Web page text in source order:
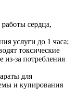
сердца,
услуги до 1 часа;
токсические
из-за потребления
для
и купирования